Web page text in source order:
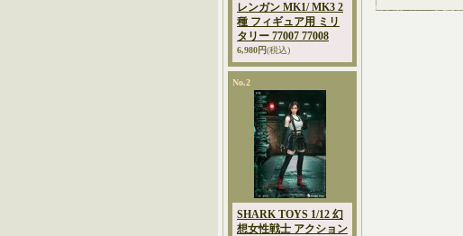
レンガン MK1/ MK3 2
種 フィギュア用 ミリ
タリー 77007 77008
6,980円(税込)
No.2
SHARK TOYS 1/12 幻
想女性戦士 アクション